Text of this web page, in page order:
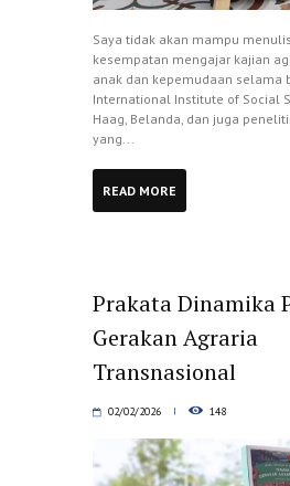
Saya tidak akan mampu
kesempatan mengajar kajian
anak dan kepemudaan selama
International Institute of Social
Haag, Belanda, dan juga
yang...
READ MORE
Prakata Dinamika
Gerakan Agraria
Transnasional
02/02/2026 148